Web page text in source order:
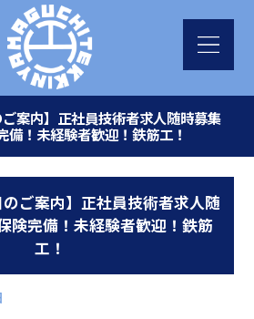
ご案内】正社員技術者求人随時募集
備！未経験者歓迎！鉄筋工！
のご案内】正社員技術者求人随
険完備！未経験者歓迎！鉄筋
工！